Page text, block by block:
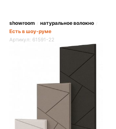
showroom натуральное волокно
Есть в шоу-руме
Артикул: 61591-22